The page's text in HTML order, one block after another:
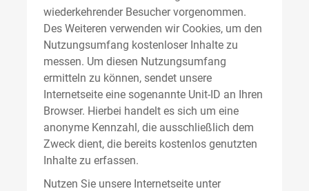
wiederkehrender Besucher vorgenommen.
Des Weiteren verwenden wir Cookies, um den
Nutzungsumfang kostenloser Inhalte zu
messen. Um diesen Nutzungsumfang
ermitteln zu können, sendet unsere
Internetseite eine sogenannte Unit-ID an Ihren
Browser. Hierbei handelt es sich um eine
anonyme Kennzahl, die ausschließlich dem
Zweck dient, die bereits kostenlos genutzten
Inhalte zu erfassen.
Nutzen Sie unsere Internetseite unter